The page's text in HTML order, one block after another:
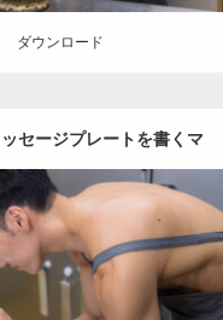
ダウンロード
セージプレートを書くマ
ッチョ
2023.02.11
キ屋さんのマッチョ オレ
細マッチョ) 肩 和白
(福岡)